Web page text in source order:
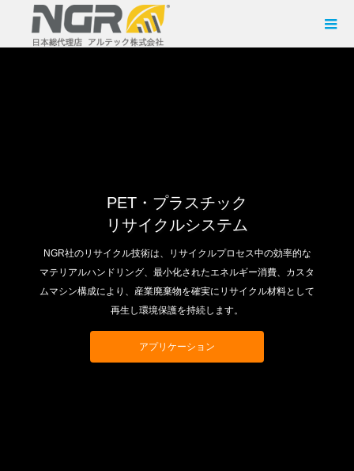
PET・プラスチック
リサイクルシステム
NGR社のリサイクル技術は、リサイクルプロセス中の効率的な
マテリアルハンドリング、最小化されたエネルギー消費、カスタ
ムマシン構成により、産業廃棄物を確実にリサイクル材料として
再生し環境保護を持続します。
アプリケーション